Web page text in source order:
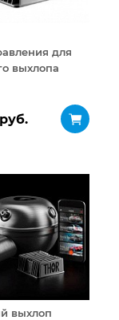
для
выхлопа
выхлоп